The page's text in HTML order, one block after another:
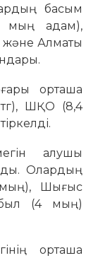
басым
мың адам),
және Алматы
орташа
ШҚО (8,4
алушы
Олардың
Шығыс
(4 мың)
орташа